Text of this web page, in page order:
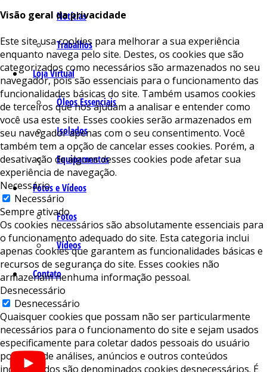
Notícias
Trabalhos
Loja Virtual
Óleos Essenciais
Isolados
Equipamentos
Fotos e Vídeos
Fotos
Vídeos
Contato
Visão geral da privacidade
Este site usa cookies para melhorar a sua experiência
enquanto navega pelo site. Destes, os cookies que são
categorizados como necessários são armazenados no seu
navegador, pois são essenciais para o funcionamento das
funcionalidades básicas do site. Também usamos cookies
de terceiros que nos ajudam a analisar e entender como
você usa este site. Esses cookies serão armazenados em
seu navegador apenas com o seu consentimento. Você
também tem a opção de cancelar esses cookies. Porém, a
desativação de alguns desses cookies pode afetar sua
experiência de navegação.
Necessário
Necessário
Sempre ativado
Os cookies necessários são absolutamente essenciais para
o funcionamento adequado do site. Esta categoria inclui
apenas cookies que garantem as funcionalidades básicas e
recursos de segurança do site. Esses cookies não
armazenam nenhuma informação pessoal.
Desnecessário
Desnecessário
Quaisquer cookies que possam não ser particularmente
necessários para o funcionamento do site e sejam usados ​​
especificamente para coletar dados pessoais do usuário
por meio de análises, anúncios e outros conteúdos
incorporados são denominados cookies desnecessários. É